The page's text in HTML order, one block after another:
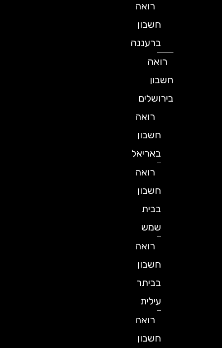
רואה
חשבון
ברעננה
רואה
חשבון
בירושלים
רואה
חשבון
באריאל
רואה
חשבון
בבית
שמש
רואה
חשבון
בביתר
עילית
רואה
חשבון